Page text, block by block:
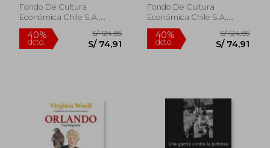
Fondo De Cultura
Económica Chile S.A.,
2025, Tapa Dura, Nuevo
Fondo De Cultura
Económica Chile S.A.,
2023, Tapa Dura, Nuevo